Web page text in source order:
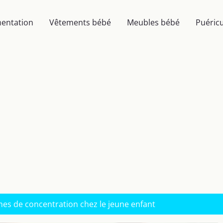
Vêtements bébé Meubles bébé
de concentration chez le jeune enfant